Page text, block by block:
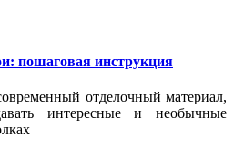
пошаговая инструкция
отделочный материал,
интересные и необычные